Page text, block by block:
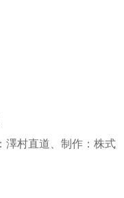
澤村直道、制作：株式